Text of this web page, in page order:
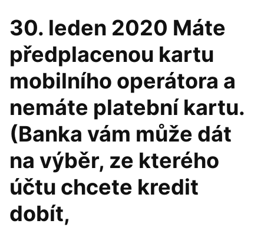
30. leden 2020 Máte
předplacenou kartu
mobilního operátora a
nemáte platební kartu.
(Banka vám může dát
na výběr, ze kterého
účtu chcete kredit
dobít,